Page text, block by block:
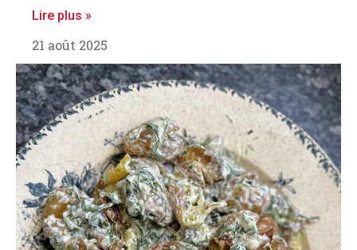
Lire plus »
21 août 2025